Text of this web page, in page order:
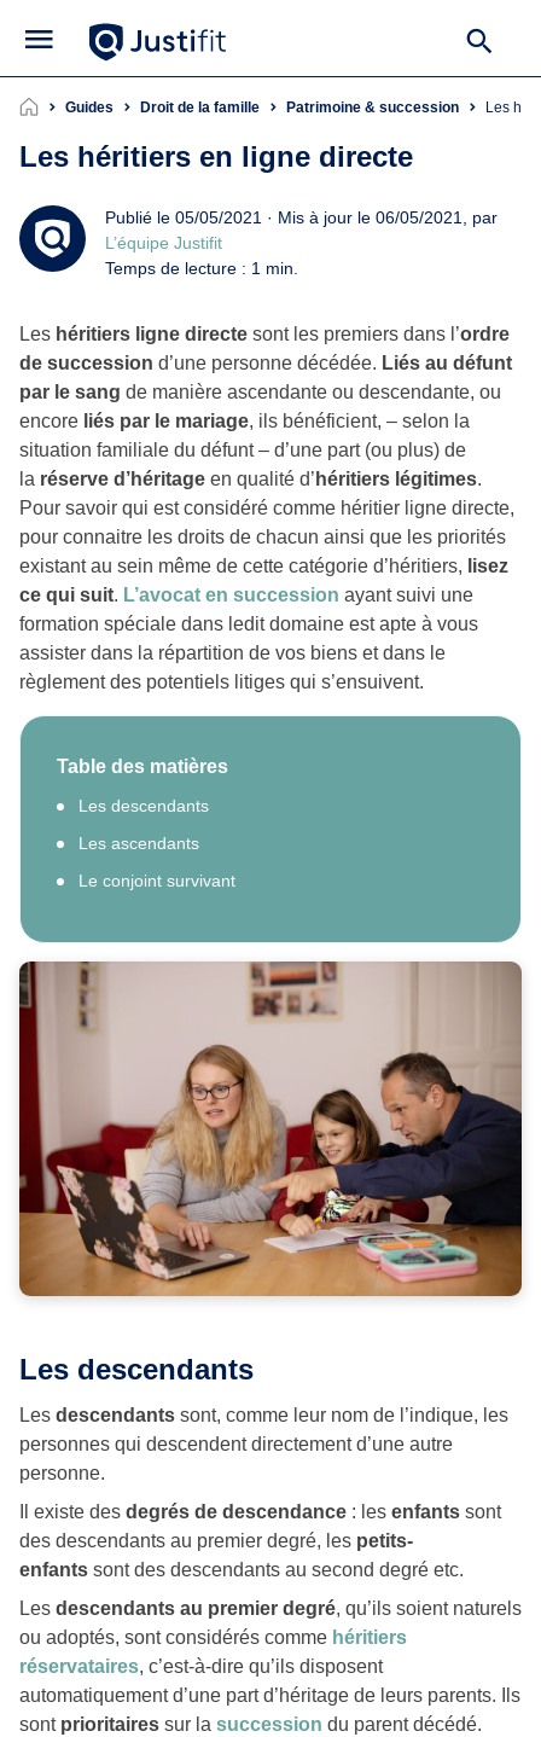
Guides Droit de la famille Patrimoine & succession Les
Les héritiers en ligne directe
Publié le 05/05/2021 · Mis à jour le 06/05/2021, par
L’équipe Justifit
Temps de lecture : 1 min.
Les héritiers ligne directe sont les premiers dans l’ordre
de succession d’une personne décédée. Liés au défunt
par le sang de manière ascendante ou descendante, ou
encore liés par le mariage, ils bénéficient, – selon la
situation familiale du défunt – d’une part (ou plus) de
la réserve d’héritage en qualité d’ héritiers légitimes.
Pour savoir qui est considéré comme héritier ligne directe,
pour connaitre les droits de chacun ainsi que les priorités
existant au sein même de cette catégorie d’héritiers, lisez
ce qui suit. L’avocat en succession ayant suivi une
formation spéciale dans ledit domaine est apte à vous
assister dans la répartition de vos biens et dans le
règlement des potentiels litiges qui s’ensuivent.
Table des matières
Les descendants
Les ascendants
Le conjoint survivant
Les descendants
Les descendants sont, comme leur nom de l’indique, les
personnes qui descendent directement d’une autre
personne.
Il existe des degrés de descendance : les enfants sont
des descendants au premier degré, les petits-
enfants sont des descendants au second degré etc.
Les descendants au premier degré, qu’ils soient naturels
ou adoptés, sont considérés comme héritiers
réservataires, c’est-à-dire qu’ils disposent
automatiquement d’une part d’héritage de leurs parents. Ils
sont prioritaires sur la succession du parent décédé.